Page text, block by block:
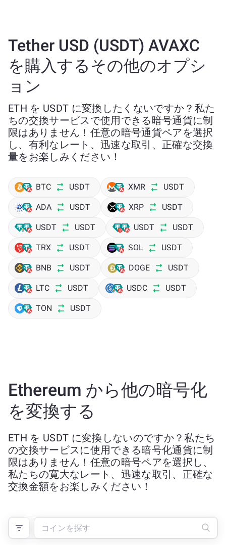
Tether USD (USDT) AVAXC
を購入するその他のオプシ
ョン
ETH を USDT に変換したくないですか？私た
ちの交換サービスで使用できる暗号通貨に制
限はありません！任意の暗号通貨ペアを選択
し、有利なレート、迅速な取引、正確な交換
量をお楽しみください！
BTC USDT XMR USDT
ADA USDT XRP USDT
USDT USDT USDT USDT
TRX USDT SOL USDT
BNB USDT DOGE USDT
LTC USDT USDC USDT
TON USDT
Ethereum から他の暗号化
を変換する
ETH を USDT に変換しないのですか？私たち
の交換サービスに使用できる暗号化通貨に制
限はありません！任意の暗号ペアを選択し、
私たちの寛大なレート、迅速な取引、正確な
交換金額をお楽しみください！